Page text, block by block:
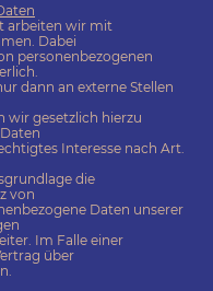
arbeiten wir mit
Dabei
personenbezogenen
dann an externe Stellen
wir gesetzlich hierzu
Interesse nach Art.
die
von
Daten unserer
Im Falle einer
über